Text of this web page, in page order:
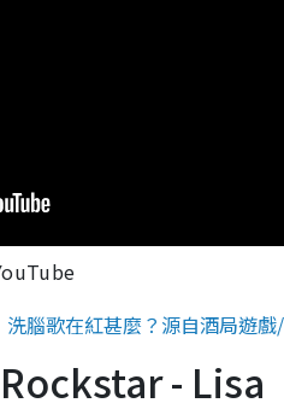
洗腦歌在紅甚麼？源自酒局遊
- Lisa